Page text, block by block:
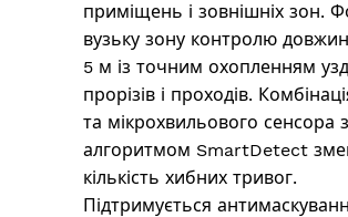
приміщень і зовнішніх зон.
вузьку зону контролю
5 м із точним охопленням
прорізів і проходів.
та мікрохвильового сенсора з
алгоритмом SmartDetect
кількість хибних тривог.
Підтримується